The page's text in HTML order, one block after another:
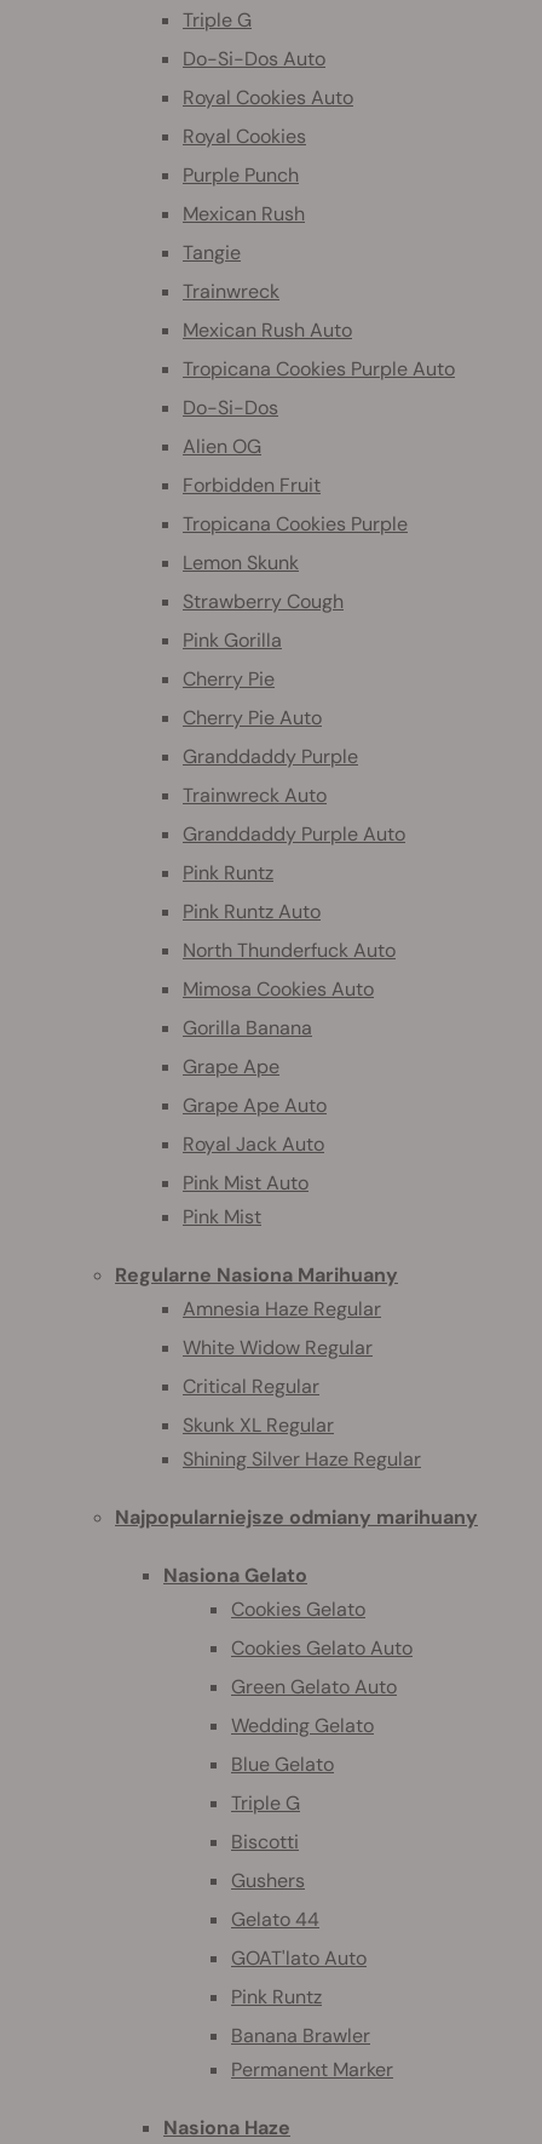
Triple G
Do-Si-Dos Auto
Royal Cookies Auto
Royal Cookies
Purple Punch
Mexican Rush
Tangie
Trainwreck
Mexican Rush Auto
Tropicana Cookies Purple Auto
Do-Si-Dos
Alien OG
Forbidden Fruit
Tropicana Cookies Purple
Lemon Skunk
Strawberry Cough
Pink Gorilla
Cherry Pie
Cherry Pie Auto
Granddaddy Purple
Trainwreck Auto
Granddaddy Purple Auto
Pink Runtz
Pink Runtz Auto
North Thunderfuck Auto
Mimosa Cookies Auto
Gorilla Banana
Grape Ape
Grape Ape Auto
Royal Jack Auto
Pink Mist Auto
Pink Mist
Regularne Nasiona Marihuany
Amnesia Haze Regular
White Widow Regular
Critical Regular
Skunk XL Regular
Shining Silver Haze Regular
Najpopularniejsze odmiany marihuany
Nasiona Gelato
Cookies Gelato
Cookies Gelato Auto
Green Gelato Auto
Wedding Gelato
Blue Gelato
Triple G
Biscotti
Gushers
Gelato 44
GOAT'lato Auto
Pink Runtz
Banana Brawler
Permanent Marker
Nasiona Haze